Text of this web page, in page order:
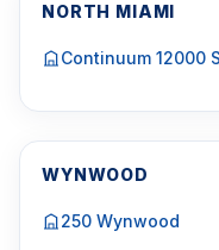
NORTH MIAMI
Continuum 12000
WYNWOOD
250 Wynwood